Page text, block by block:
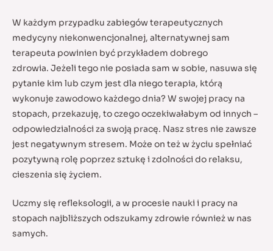
W każdym przypadku zabiegów terapeutycznych
medycyny niekonwencjonalnej, alternatywnej sam
terapeuta powinien być przykładem dobrego
zdrowia. Jeżeli tego nie posiada sam w sobie, nasuwa się
pytanie kim lub czym jest dla niego terapia, którą
wykonuje zawodowo każdego dnia? W swojej pracy na
stopach, przekazuję, to czego oczekiwałabym od innych –
odpowiedzialności za swoją pracę. Nasz stres nie zawsze
jest negatywnym stresem. Może on też w życiu spełniać
pozytywną rolę poprzez sztukę i zdolności do relaksu,
cieszenia się życiem.
Uczmy się refleksologii, a w procesie nauki i pracy na
stopach najbliższych odszukamy zdrowie również w nas
samych.